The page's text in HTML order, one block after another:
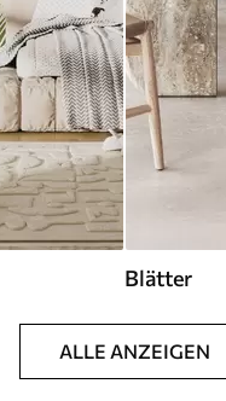
Blätter
ALLE ANZEIGEN